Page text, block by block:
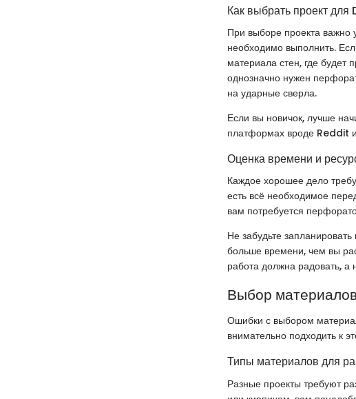
Как выбрать проект для
При выборе проекта важно
необходимо выполнить.
материала стен, где будет
однозначно нужен
на ударные сверла.
Если вы новичок, лучше
платформах вроде Reddit
Оценка времени и
Каждое хорошее дело
есть всё необходимое
вам потребуется
Не забудьте
больше времени, чем вы
работа должна радовать, а
Выбор
Ошибки с выбором
внимательно подходить к
Типы материалов для
Разные проекты требуют